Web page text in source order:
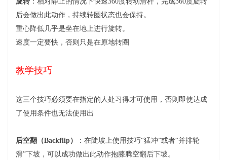
后会做出此动作，持续转圈状态也会保持。
重心降低几乎是坐在地上进行旋转。
速度一定要快，否则只是在原地转圈
教学技巧
这三个技巧必须要在指定的人处习得才可使用，否则即使达成
了使用条件也无法使用出
后空翻（Backflip）
：在陡坡上使用技巧“猛冲”或者“并排轮
滑”下坡，可以成功做出此动作抱膝腾空翻后下坡。